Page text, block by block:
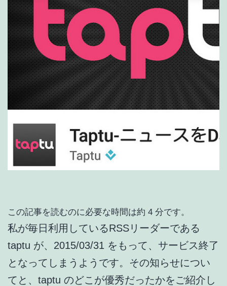
この記事を読むのに必要な時間は約 4 分です。
私が毎日利用しているRSSリーダーである
taptu が、2015/03/31 をもって、サービス終了
となってしまうようです。その知らせについ
てと、taptu のどこが優秀だったかをご紹介し